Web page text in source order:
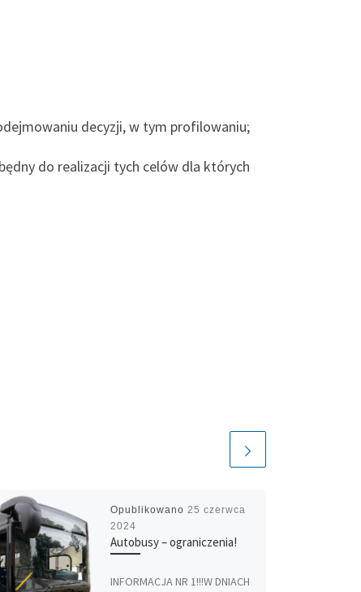
decyzji, w tym profilowaniu;
do realizacji tych celów dla których
Opublikowano 25 czerwca
2024
Autobusy – ograniczenia!
INFORMACJA NR 1!!!W DNIACH